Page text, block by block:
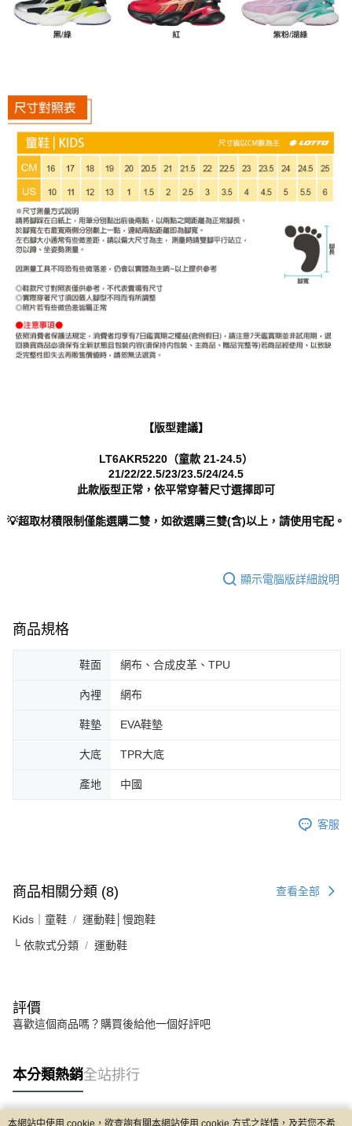
【版型建議】
LT6AKR5220（童款 21-24.5）
21/22/22.5/23/23.5/24/24.5
此款版型正常，依平常穿著尺寸選擇即可
💡超取材積限制僅能選購二雙，如欲選購三雙(含)以上，請使用宅配。
顯示電腦版詳細說明
商品規格
鞋面 網布、合成皮革、TPU
內裡 網布
鞋墊 EVA鞋墊
大底 TPR大底
產地 中國
客服
商品相關分類 (8) 查看全部
Kids｜童鞋 運動鞋│慢跑鞋
└ 依款式分類 運動鞋
評價
喜歡這個商品嗎？購買後給他一個好評吧
本分類熱銷全站排行
本網站中使用 cookie，欲查詢有關本網站使用 cookie 方式之詳情，及若您不希